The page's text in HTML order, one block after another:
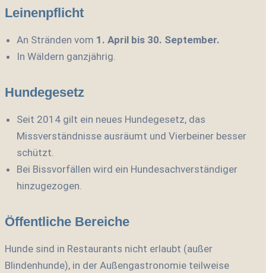
Leinenpflicht
An Stränden vom 1. April bis 30. September.
In Wäldern ganzjährig.
Hundegesetz
Seit 2014 gilt ein neues Hundegesetz, das
Missverständnisse ausräumt und Vierbeiner besser
schützt.
Bei Bissvorfällen wird ein Hundesachverständiger
hinzugezogen.
Öffentliche Bereiche
Hunde sind in Restaurants nicht erlaubt (außer
Blindenhunde), in der Außengastronomie teilweise